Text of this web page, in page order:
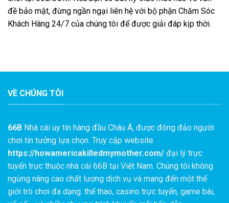
đề bảo mật, đừng ngần ngại liên hệ với bộ phận Chăm Sóc
Khách Hàng 24/7 của chúng tôi để được giải đáp kịp thời.
VỀ CHÚNG TÔI
66B Nhà cái uy tín hàng đầu Châu Á, được đông đảo người
chơi tin tưởng lựa chọn. Truy cập website
https://howamericakilledmymother.com/ đại lý trực
tuyến trực thuộc nhà cái 66B tại Việt Nam. Chúng tôi không
ngừng nâng cao chất lượng dịch vụ và mang đến một thế
giới trò chơi đa dạng: thể thao, casino trực tuyến, game bài,